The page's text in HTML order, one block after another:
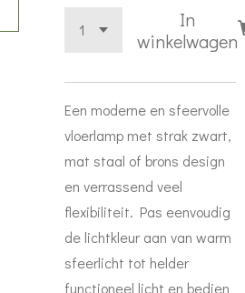
In
winkelwagen
Een moderne en sfeervolle
vloerlamp met strak zwart,
mat staal of brons design
en verrassend veel
flexibiliteit. Pas eenvoudig
de lichtkleur aan van warm
sfeerlicht tot helder
functioneel licht en bedien